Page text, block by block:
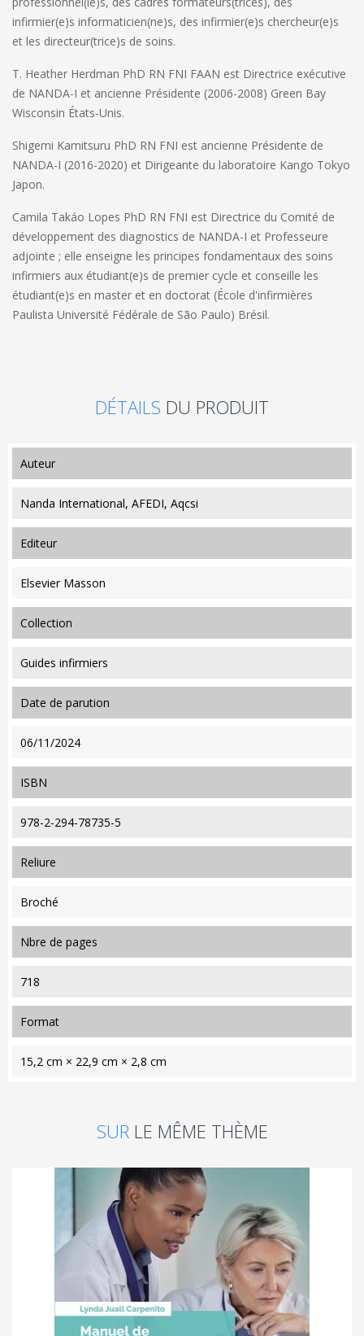
infirmier(e)s informaticien(ne)s, des infirmier(e)s chercheur(e)s
et les directeur(trice)s de soins.
T. Heather Herdman PhD RN FNI FAAN est Directrice exécutive
de NANDA-I et ancienne Présidente (2006-2008) Green Bay
Wisconsin États-Unis.
Shigemi Kamitsuru PhD RN FNI est ancienne Présidente de
NANDA-I (2016-2020) et Dirigeante du laboratoire Kango Tokyo
Japon.
Camila Takáo Lopes PhD RN FNI est Directrice du Comité de
développement des diagnostics de NANDA-I et Professeure
adjointe ; elle enseigne les principes fondamentaux des soins
infirmiers aux étudiant(e)s de premier cycle et conseille les
étudiant(e)s en master et en doctorat (École d'infirmières
Paulista Université Fédérale de São Paulo) Brésil.
DÉTAILS DU PRODUIT
auteur
Nanda International, AFEDI, Aqcsi
editeur
Elsevier Masson
collection
Guides infirmiers
date de parution
06/11/2024
ISBN
978-2-294-78735-5
reliure
Broché
nbre de pages
718
format
15,2 cm × 22,9 cm × 2,8 cm
SUR LE MÊME THÈME